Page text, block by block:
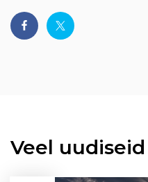
Veel uudiseid